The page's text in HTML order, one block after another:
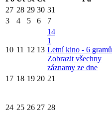
27 28 29 30 31
3
4 5 6 7
10 11 12 13
14
1
Letní kino - 6 gramů
Zobrazit všechny
záznamy ze dne
17 18 19 20 21
24 25 26 27 28